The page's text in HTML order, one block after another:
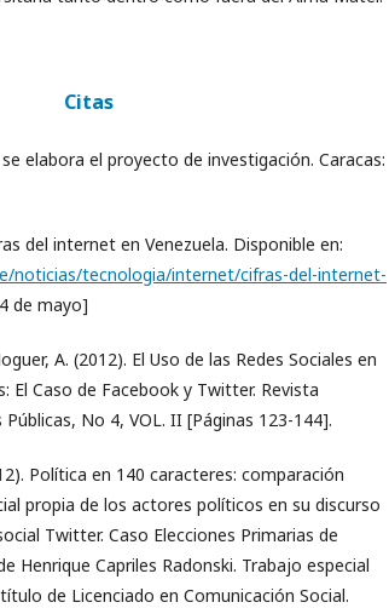
Citas
elabora el proyecto de investigación. Caracas:
del internet en Venezuela. Disponible en:
noticias/tecnologia/internet/cifras-del-internet-
de mayo]
A. (2012). El Uso de las Redes Sociales en
El Caso de Facebook y Twitter. Revista
No 4, VOL. II [Páginas 123-144].
Política en 140 caracteres: comparación
propia de los actores políticos en su discurso
Twitter. Caso Elecciones Primarias de
Henrique Capriles Radonski. Trabajo especial
de Licenciado en Comunicación Social.